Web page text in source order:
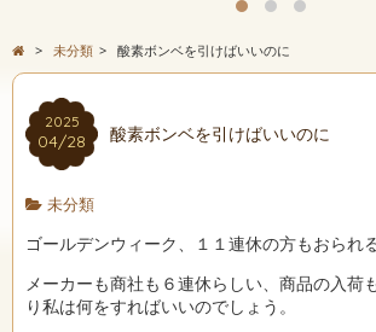
> 未分類 > 酸素ボンベを引けばいいのに
2025
04/28 酸素ボンベを引けばいいのに
未分類
ゴールデンウィーク、１１連休の方もおられ
メーカーも商社も６連休らしい、商品の入荷
り私は何をすればいいのでしょう。